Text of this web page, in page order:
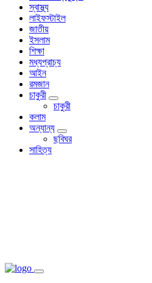
স্বাস্থ্য
লাইফস্টাইল
জাতীয়
ইসলাম
শিক্ষা
মধ্যপ্রাচ্য
আইন
রমজান
চাকুরী
চাকুরী
কলাম
অন্যান্য
ছবিঘর
সাহিত্য